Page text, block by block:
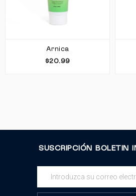
Arnica
$20.99
SUSCRIPCIÓN BOLETIN